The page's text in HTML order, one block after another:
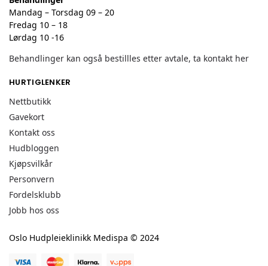
Mandag – Torsdag 09 – 20
Fredag 10 – 18
Lørdag 10 -16
Behandlinger kan også bestillles etter avtale, ta kontakt her
HURTIGLENKER
Nettbutikk
Gavekort
Kontakt oss
Hudbloggen
Kjøpsvilkår
Personvern
Fordelsklubb
Jobb hos oss
Oslo Hudpleieklinikk Medispa © 2024